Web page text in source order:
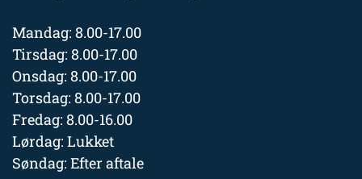
Mandag: 8.00-17.00
Tirsdag: 8.00-17.00
Onsdag: 8.00-17.00
Torsdag: 8.00-17.00
Fredag: 8.00-16.00
Lørdag: Lukket
Søndag: Efter aftale